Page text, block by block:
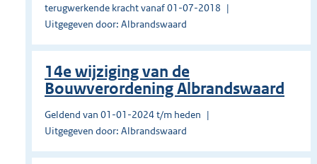
terugwerkende kracht vanaf 01-07-2018
Uitgegeven door: Albrandswaard
14e wijziging van de
Bouwverordening Albrandswaard
Geldend van 01-01-2024 t/m heden
Uitgegeven door: Albrandswaard